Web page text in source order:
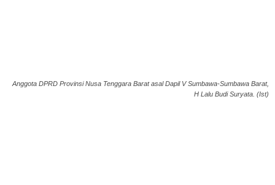
Anggota DPRD Provinsi Nusa Tenggara Barat asal Dapil V Sumbawa-Sumbawa Barat,
H Lalu Budi Suryata. (Ist)